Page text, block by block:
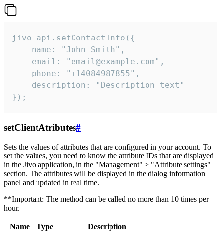
jivo_api.setContactInfo({
    name: "John Smith",
    email: "email@example.com",
    phone: "+14084987855",
    description: "Description text"
});
setClientAtributes#
Sets the values ​​of attributes that are configured in your account. To
set the values, you need to know the attribute IDs that are displayed
in the Jivo application, in the "Management" > "Attribute settings"
section. The attributes will be displayed in the dialog information
panel and updated in real time.
**Important: The method can be called no more than 10 times per
hour.
Name Type
Description